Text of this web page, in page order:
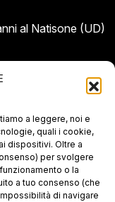
a leggere, noi e
quali i cookie,
dispositivi. Oltre a
per svolgere
o la
a tuo consenso (che
di navigare
al Natisone (UD)